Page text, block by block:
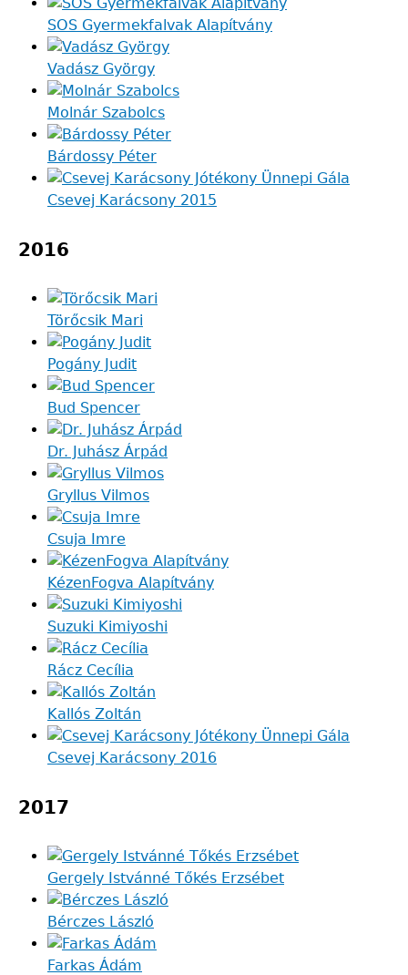
SOS Gyermekfalvak Alapítvány
Vadász György
Molnár Szabolcs
Bárdossy Péter
Csevej Karácsony 2015
2016
Törőcsik Mari
Pogány Judit
Bud Spencer
Dr. Juhász Árpád
Gryllus Vilmos
Csuja Imre
KézenFogva Alapítvány
Suzuki Kimiyoshi
Rácz Cecília
Kallós Zoltán
Csevej Karácsony 2016
2017
Gergely Istvánné Tőkés Erzsébet
Bérczes László
Farkas Ádám